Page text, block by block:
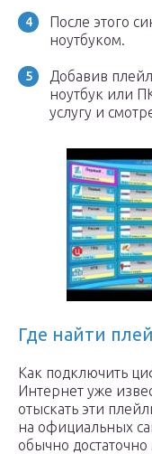
После этого
ноутбуком.
Добавив
ноутбук или
услугу и
Где найти
Как подключить
Интернет уже
отыскать эти
на официальных
обычно